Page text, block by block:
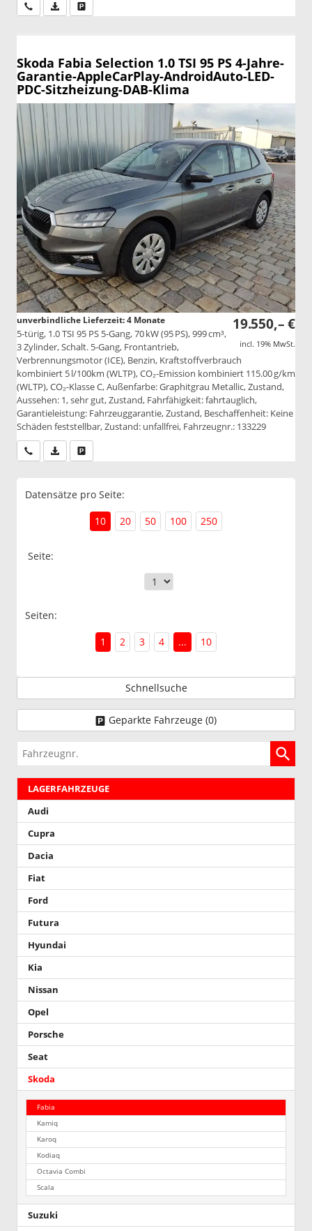
Wir rufen Sie anPDF-Datei, Fahrzeugexposé drucken
Skoda Fabia Selection 1.0 TSI 95 PS 4-Jahre-
Garantie-AppleCarPlay-AndroidAuto-LED-
PDC-Sitzheizung-DAB-Klima
19.550,– €
incl. 19% MwSt.
unverbindliche Lieferzeit:4 Monate
5-türig, 1.0 TSI 95 PS 5-Gang, 70 kW (95 PS), 999 cm³,
3 Zylinder, Schalt. 5-Gang, Frontantrieb,
Verbrennungsmotor (ICE), Benzin, Kraftstoffverbrauch
kombiniert 5 l/100km (WLTP), CO₂-Emission kombiniert 115.00 g/km
(WLTP), CO₂-Klasse C, Außenfarbe: Graphitgrau Metallic, Zustand,
Aussehen: 1, sehr gut, Zustand, Fahrfähigkeit: fahrtauglich,
Garantieleistung: Fahrzeuggarantie, Zustand, Beschaffenheit: Keine
Schäden feststellbar, Zustand: unfallfrei, Fahrzeugnr.: 133229
Wir rufen Sie anPDF-Datei, Fahrzeugexposé drucken
Datensätze pro Seite:
10
20 50 100 250
Seite:
Seiten:
1
2 3 4 ... 10
Schnellsuche
Geparkte Fahrzeuge (0)
Fahrzeugnr.
LAGERFAHRZEUGE
Audi
Cupra
Dacia
Fiat
Ford
Futura
Hyundai
Kia
Nissan
Opel
Porsche
Seat
Skoda
Fabia
Kamiq
Karoq
Kodiaq
Octavia Combi
Scala
Suzuki